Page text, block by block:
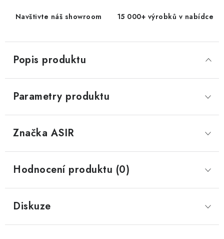
Navštivte náš showroom 15 000+ výrobků v nabídce
Popis produktu
Parametry produktu
Značka ASIR
Hodnocení produktu (0)
Diskuze